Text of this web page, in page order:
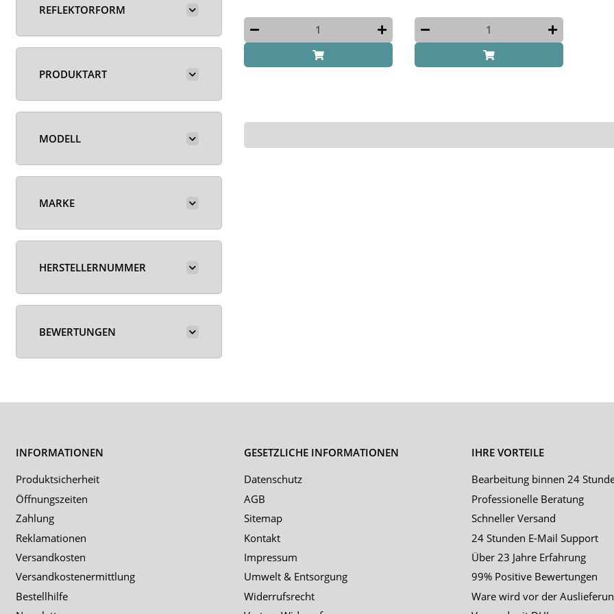
REFLEKTORFORM
PRODUKTART
MODELL
MARKE
HERSTELLERNUMMER
BEWERTUNGEN
INFORMATIONEN
Produktsicherheit
Öffnungszeiten
Zahlung
Reklamationen
Versandkosten
Versandkostenermittlung
Bestellhilfe
GESETZLICHE INFORMATIONEN
Datenschutz
AGB
Sitemap
Kontakt
Impressum
Umwelt & Entsorgung
Widerrufsrecht
IHRE VORTEILE
Bearbeitung binnen 24
Professionelle Beratung
Schneller Versand
24 Stunden E-Mail Support
Über 23 Jahre Erfahrung
99% Positive Bewertungen
Ware wird vor der